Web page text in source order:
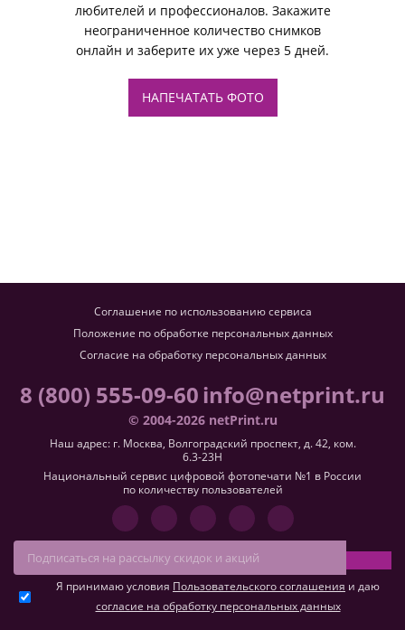
любителей и профессионалов. Закажите
неограниченное количество снимков
онлайн и заберите их уже через 5 дней.
НАПЕЧАТАТЬ ФОТО
Соглашение по использованию сервиса
Положение по обработке персональных данных
Согласие на обработку персональных данных
8 (800) 555-09-60info@netprint.ru
© 2004-2026 netPrint.ru
Наш адрес: г. Москва, Волгоградский проспект, д. 42, ком.
6.3-23H
Национальный сервис цифровой фотопечати №1 в России
по количеству пользователей
Я принимаю условия Пользовательского соглашения и даю
согласие на обработку персональных данных